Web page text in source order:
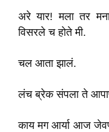
अरे यार! मला तर
विसरले च होते मी.
चल आता झालं.
लंच ब्रेक संपला ते
काय मग आर्या आज